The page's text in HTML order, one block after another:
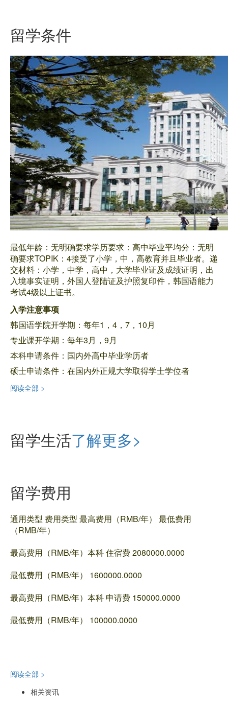
留学条件
最低年龄：无明确要求学历要求：高中毕业平均分：无明
确要求TOPIK：4接受了小学，中，高教育并且毕业者。递
交材料：小学，中学，高中，大学毕业证及成绩证明，出
入境事实证明，外国人登陆证及护照复印件，韩国语能力
考试4级以上证书。
入学注意事项
韩国语学院开学期：每年1，4，7，10月
专业课开学期：每年3月，9月
本科申请条件：国内外高中毕业学历者
硕士申请条件：在国内外正规大学取得学士学位者
阅读全部 >
留学生活了解更多>
留学费用
通用类型 费用类型 最高费用（RMB/年） 最低费用
（RMB/年）
最高费用（RMB/年）本科 住宿费 2080000.0000
最低费用（RMB/年） 1600000.0000
最高费用（RMB/年）本科 申请费 150000.0000
最低费用（RMB/年） 100000.0000
阅读全部 >
相关资讯